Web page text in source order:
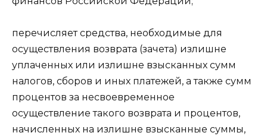
перечисляет средства, необходимые для
осуществления возврата (зачета) излишне
уплаченных или излишне взысканных сумм
налогов, сборов и иных платежей, а также сумм
процентов за несвоевременное
осуществление такого возврата и процентов,
начисленных на излишне взысканные суммы,